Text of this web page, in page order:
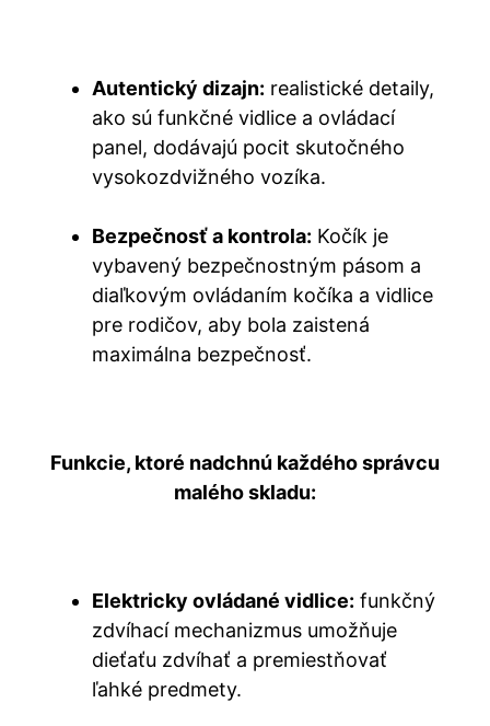
Autentický dizajn: realistické detaily,
ako sú funkčné vidlice a ovládací
panel, dodávajú pocit skutočného
vysokozdvižného vozíka.
Bezpečnosť a kontrola: Kočík je
vybavený bezpečnostným pásom a
diaľkovým ovládaním kočíka a vidlice
pre rodičov, aby bola zaistená
maximálna bezpečnosť.
Funkcie, ktoré nadchnú každého správcu
malého skladu:
Elektricky ovládané vidlice: funkčný
zdvíhací mechanizmus umožňuje
dieťaťu zdvíhať a premiestňovať
ľahké predmety.